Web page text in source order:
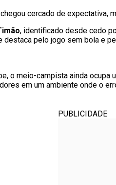
cercado de expectativa,
, identificado desde cedo
pelo jogo sem bola e
o meio-campista ainda
em um ambiente onde o
PUBLICIDADE